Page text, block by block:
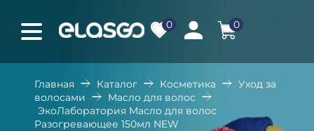
0 0
Главная Каталог Косметика
Уход за
волосами
Масло для волос
ЭкоЛаборатория Масло для волос
Разогревающее 150мл NEW